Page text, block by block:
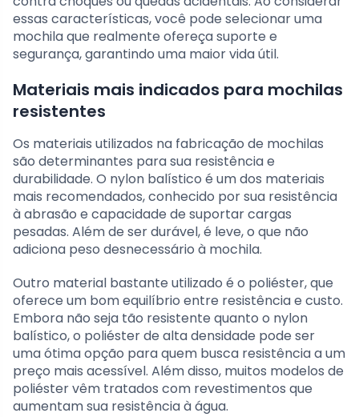
essas características, você pode selecionar uma
mochila que realmente ofereça suporte e
segurança, garantindo uma maior vida útil.
Materiais mais indicados para mochilas
resistentes
Os materiais utilizados na fabricação de mochilas
são determinantes para sua resistência e
durabilidade. O nylon balístico é um dos materiais
mais recomendados, conhecido por sua resistência
à abrasão e capacidade de suportar cargas
pesadas. Além de ser durável, é leve, o que não
adiciona peso desnecessário à mochila.
Outro material bastante utilizado é o poliéster, que
oferece um bom equilíbrio entre resistência e custo.
Embora não seja tão resistente quanto o nylon
balístico, o poliéster de alta densidade pode ser
uma ótima opção para quem busca resistência a um
preço mais acessível. Além disso, muitos modelos de
poliéster vêm tratados com revestimentos que
aumentam sua resistência à água.